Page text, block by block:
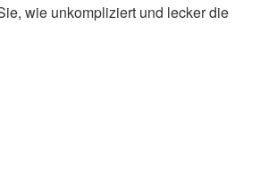
wie unkompliziert und lecker die